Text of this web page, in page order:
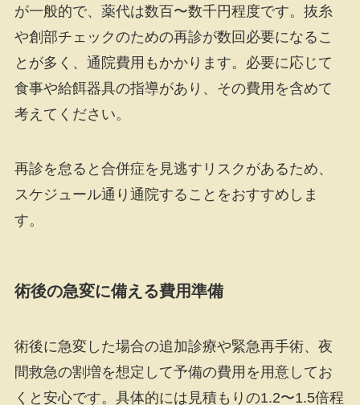
が一般的で、薬代は数百〜数千円程度です。抜糸
や創部チェックのための再診が数回必要になるこ
とが多く、通院費用もかかります。必要に応じて
食事や給餌器具の指導があり、その費用を含めて
考えてください。
再診を怠ると合併症を見逃すリスクがあるため、
スケジュール通り通院することをおすすめしま
す。
術後の急変に備える費用準備
術後に急変した場合の追加診療や緊急再手術、夜
間救急の割増を想定して予備の費用を用意してお
くと安心です。具体的には見積もりの1.2〜1.5倍程